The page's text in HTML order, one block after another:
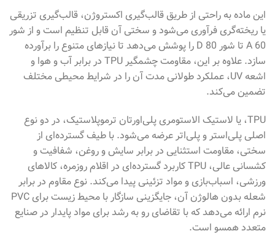
این ماده به راحتی از طریق قالب‌گیری اکستروژن، قالب‌گیری تزریقی
یا ریخته‌گری فرآوری می‌شود و سختی آن قابل تنظیم است و از شور
A 60 تا شور D 80 را پوشش می‌دهد تا نیازهای متنوع را برآورده
سازد. علاوه بر این، مقاومت چشمگیر TPU در برابر آب و هوا و
اشعه UV، عملکرد طولانی مدت آن را در شرایط محیطی مختلف
تضمین می‌کند.
TPU، یا لاستیک الاستومری پلی‌اورتان ترموپلاستیک، در دو نوع
اصلی پلی‌استر و پلی‌اتر عرضه می‌شود. با طیف گسترده‌ای از
سختی، مقاومت استثنایی در برابر سایش و روغن، شفافیت و
کشسانی عالی، TPU کاربرد گسترده‌ای در اقلام روزمره، کالاهای
ورزشی، اسباب‌بازی و مواد تزئینی پیدا می‌کند. نوع مقاوم در برابر
شعله بدون هالوژن آن، جایگزینی سازگار با محیط زیست برای PVC
نرم ارائه می‌دهد که با تقاضای رو به رشد برای مواد پایدار در صنایع
متعدد همسو است.